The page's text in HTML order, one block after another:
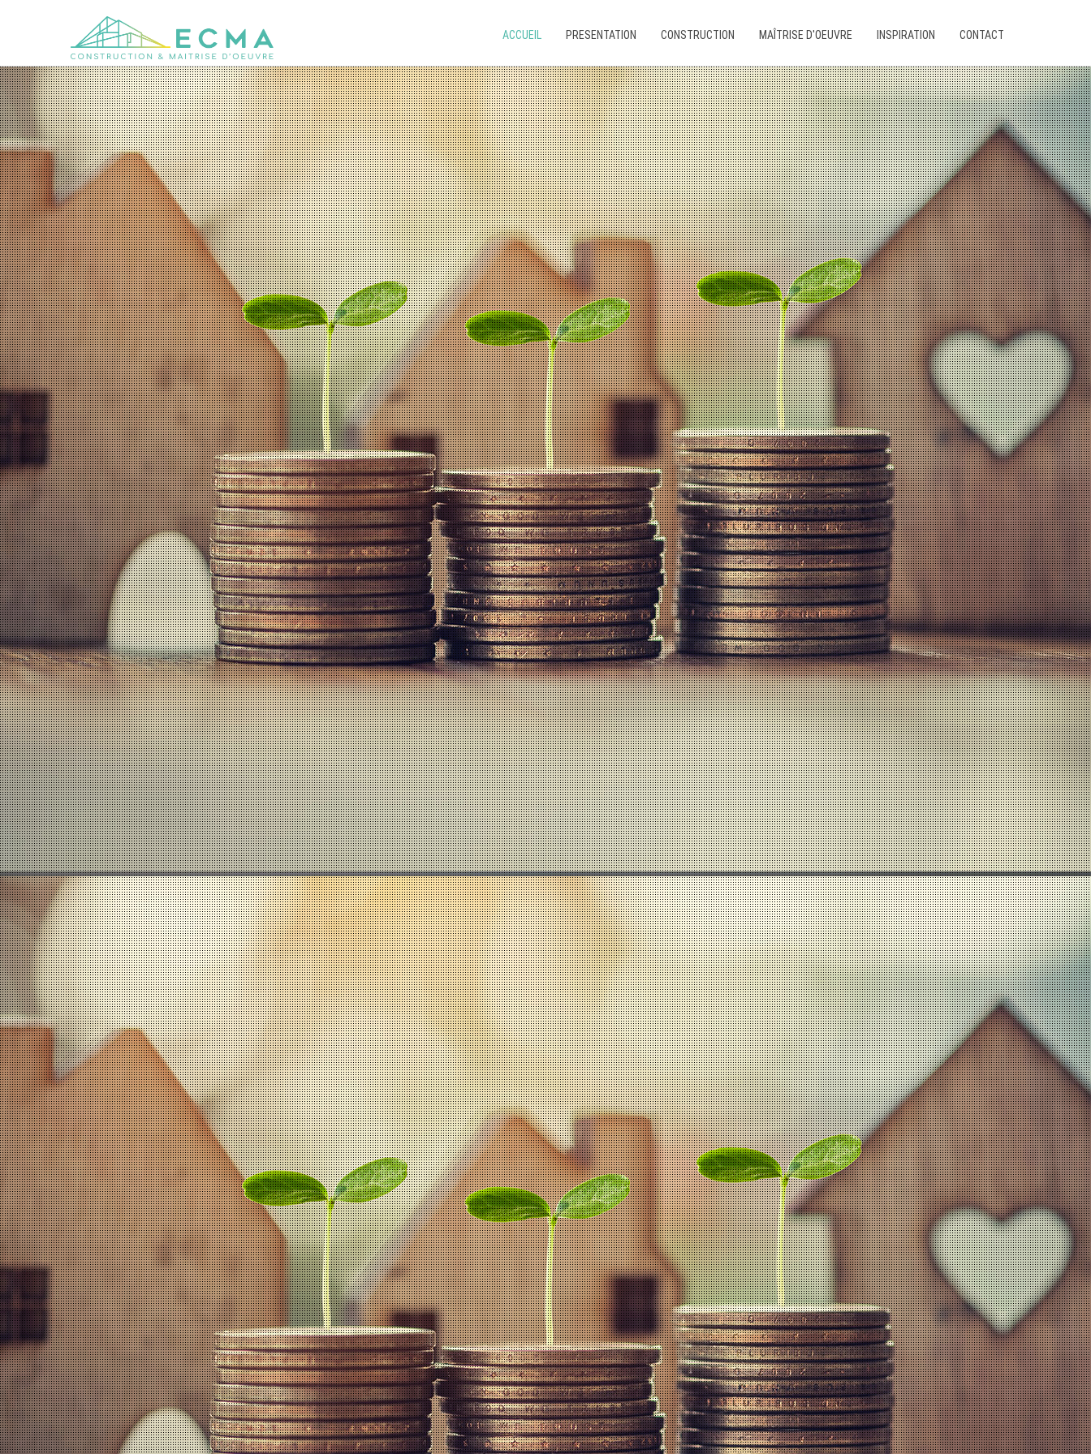
ACCUEIL PRESENTATION CONSTRUCTION MAÎTRISE D'OEUVRE INSPIRATION CONTACT